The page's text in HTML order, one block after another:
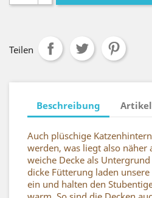
Teilen
Beschreibung
Auch plüschige
werden, was liegt also näher
weiche Decke als
dicke Fütterung laden
ein und halten den